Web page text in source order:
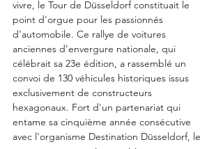
vivre, le Tour de Düsseldorf constituait le
point d'orgue pour les passionnés
d'automobile. Ce rallye de voitures
anciennes d’envergure nationale, qui
célébrait sa 23e édition, a rassemblé un
convoi de 130 véhicules historiques issus
exclusivement de constructeurs
hexagonaux. Fort d'un partenariat qui
entame sa cinquième année consécutive
avec l'organisme Destination Düsseldorf, le